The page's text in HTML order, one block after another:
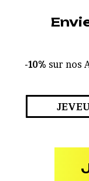
-10% sur nos